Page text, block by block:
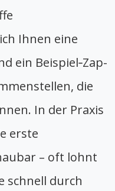
Ihnen eine
ein Beispiel‑Zap-
die
In der Praxis
erste
– oft lohnt
schnell durch